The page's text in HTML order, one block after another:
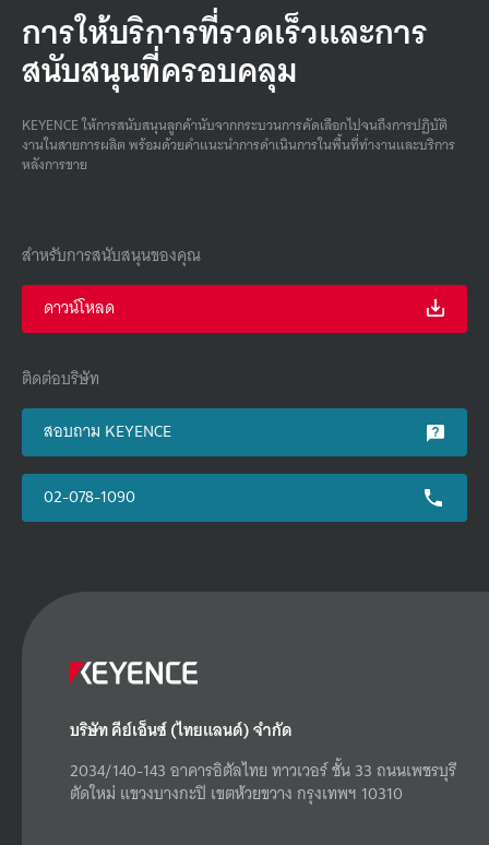
การให้บริการที่รวดเร็วและการ
สนับสนุนที่ครอบคลุม
KEYENCE ให้การสนับสนุนลูกค้านับจากกระบวนการคัดเลือกไปจนถึงการปฏิบัติ
งานในสายการผลิต พร้อมด้วยคําแนะนําการดําเนินการในพื้นที่ทํางานและบริการ
หลังการขาย
สำหรับการสนับสนุนของคุณ
ดาวน์โหลด
ติดต่อบริษัท
สอบถาม KEYENCE
02-078-1090
บริษัท คีย์เอ็นซ์ (ไทยแลนด์) จำกัด
2034/140-143 อาคารอิตัลไทย ทาวเวอร์ ชั้น 33 ถนนเพชรบุรี
ตัดใหม่ แขวงบางกะปิ เขตห้วยขวาง กรุงเทพฯ 10310